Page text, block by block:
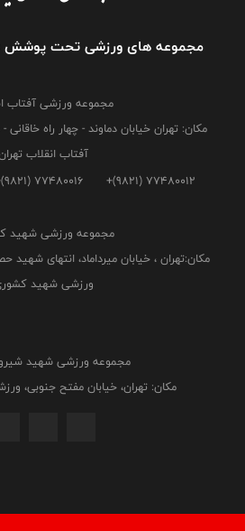
مجموعه های ورزشی تحت پوشش
مجموعه ورزشی آفتاب
مکان: تهران خیابان دماوند - چهار راه
آفتاب انقلاب
+(9821) 77480012
77480016
مجموعه ورزشی شهید
مکان:تهران ، خیابان میرداماد، انتهای شهید
ورزشی شهید
مجموعه ورزشی شهید
مکان: تهران، خیابان مفتح جنوبی،